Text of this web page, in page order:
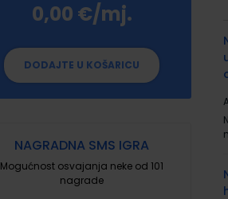
0,00 €/mj.
DODAJTE U KOŠARICU
NAGRADNA SMS IGRA
Mogućnost osvajanja neke od 101
nagrade